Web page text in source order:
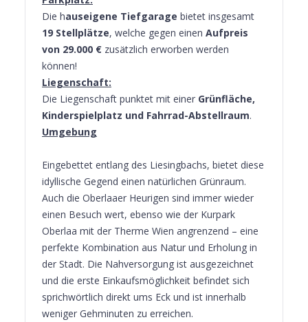
Die hauseigene Tiefgarage bietet insgesamt
19 Stellplätze, welche gegen einen Aufpreis
von 29.000 € zusätzlich erworben werden
können!
Liegenschaft:
Die Liegenschaft punktet mit einer Grünfläche,
Kinderspielplatz und Fahrrad-Abstellraum.
Umgebung
Eingebettet entlang des Liesingbachs, bietet diese
idyllische Gegend einen natürlichen Grünraum.
Auch die Oberlaaer Heurigen sind immer wieder
einen Besuch wert, ebenso wie der Kurpark
Oberlaa mit der Therme Wien angrenzend – eine
perfekte Kombination aus Natur und Erholung in
der Stadt. Die Nahversorgung ist ausgezeichnet
und die erste Einkaufsmöglichkeit befindet sich
sprichwörtlich direkt ums Eck und ist innerhalb
weniger Gehminuten zu erreichen.